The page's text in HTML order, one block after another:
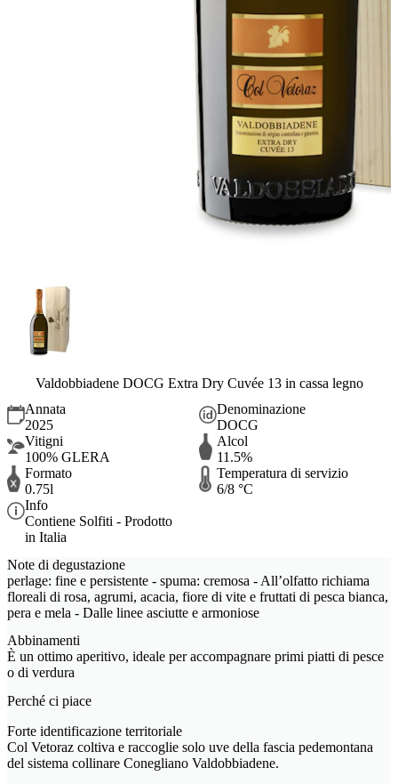
Valdobbiadene DOCG Extra Dry Cuvée 13 in cassa legno
Annata
2025
Denominazione
DOCG
Vitigni
100% GLERA
Alcol
11.5%
Formato
0.75l
Temperatura di servizio
6/8 °C
Info
Contiene Solfiti - Prodotto
in Italia
Note di degustazione
perlage: fine e persistente - spuma: cremosa - All’olfatto richiama
floreali di rosa, agrumi, acacia, fiore di vite e fruttati di pesca bianca,
pera e mela - Dalle linee asciutte e armoniose
Abbinamenti
È un ottimo aperitivo, ideale per accompagnare primi piatti di pesce
o di verdura
Perché ci piace
Forte identificazione territoriale
Col Vetoraz coltiva e raccoglie solo uve della fascia pedemontana
del sistema collinare Conegliano Valdobbiadene.